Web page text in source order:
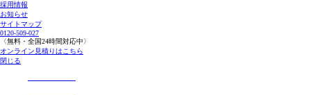
採用情報
お知らせ
サイトマップ
0120-509-027
〈無料・全国24時間対応中〉
オンライン見積りはこちら
閉じる